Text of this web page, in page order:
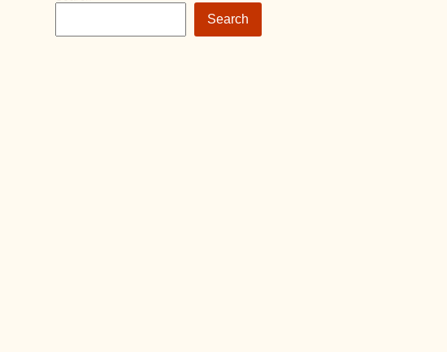
Search